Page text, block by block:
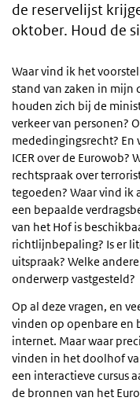
de reservelijst
oktober. Houd de
Waar vind ik het
stand van zaken in mijn
houden zich bij de
verkeer van personen?
mededingingsrecht? En
ICER over de Eurowob?
rechtspraak over
tegoeden? Waar vind ik
een bepaalde
van het Hof is
richtlijnbepaling? Is er
uitspraak? Welke
onderwerp vastgesteld?
Op al deze vragen, en
vinden op openbare en
internet. Maar waar
vinden in het doolhof
een interactieve cursus
de bronnen van het